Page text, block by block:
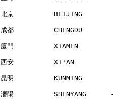
北京          BEIJING
成都          CHENGDU
廈門          XIAMEN
西安          XI'AN
昆明          KUNMING
瀋陽          SHENYANG